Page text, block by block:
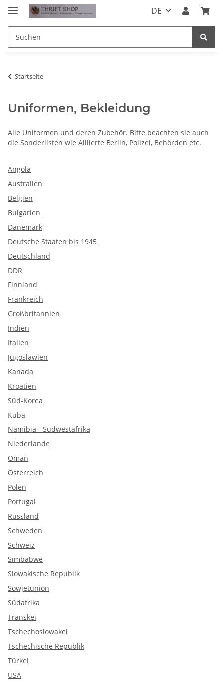
DE
Startseite
Uniformen, Bekleidung
Alle Uniformen und deren Zubehör. Bitte beachten sie auch
die Sonderlisten wie Alliierte Berlin, Polizei, Behörden etc.
Angola
Australien
Belgien
Bulgarien
Dänemark
Deutsche Staaten bis 1945
Deutschland
DDR
Finnland
Frankreich
Großbritannien
Indien
Italien
Jugoslawien
Kanada
Kroatien
Süd-Korea
Kuba
Namibia - Südwestafrika
Niederlande
Oman
Österreich
Polen
Portugal
Russland
Schweden
Schweiz
Simbabwe
Slowakische Republik
Sowjetunion
Südafrika
Transkei
Tschechoslowakei
Tschechische Republik
Türkei
USA